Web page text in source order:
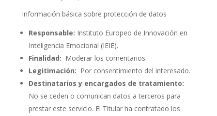
Información básica sobre protección de datos
Responsable: Instituto Europeo de Innovación en
Inteligencia Emocional (IEIE).
Finalidad: Moderar los comentarios.
Legitimación: Por consentimiento del interesado.
Destinatarios y encargados de tratamiento:
No se ceden o comunican datos a terceros para
prestar este servicio. El Titular ha contratado los